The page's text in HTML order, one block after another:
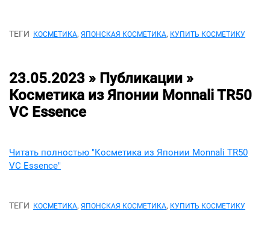
ТЕГИ КОСМЕТИКА, ЯПОНСКАЯ КОСМЕТИКА, КУПИТЬ КОСМЕТИКУ
23.05.2023 » Публикации »
Косметика из Японии Monnali TR50
VC Essence
Читать полностью "Косметика из Японии Monnali TR50
VC Essence"
ТЕГИ КОСМЕТИКА, ЯПОНСКАЯ КОСМЕТИКА, КУПИТЬ КОСМЕТИКУ